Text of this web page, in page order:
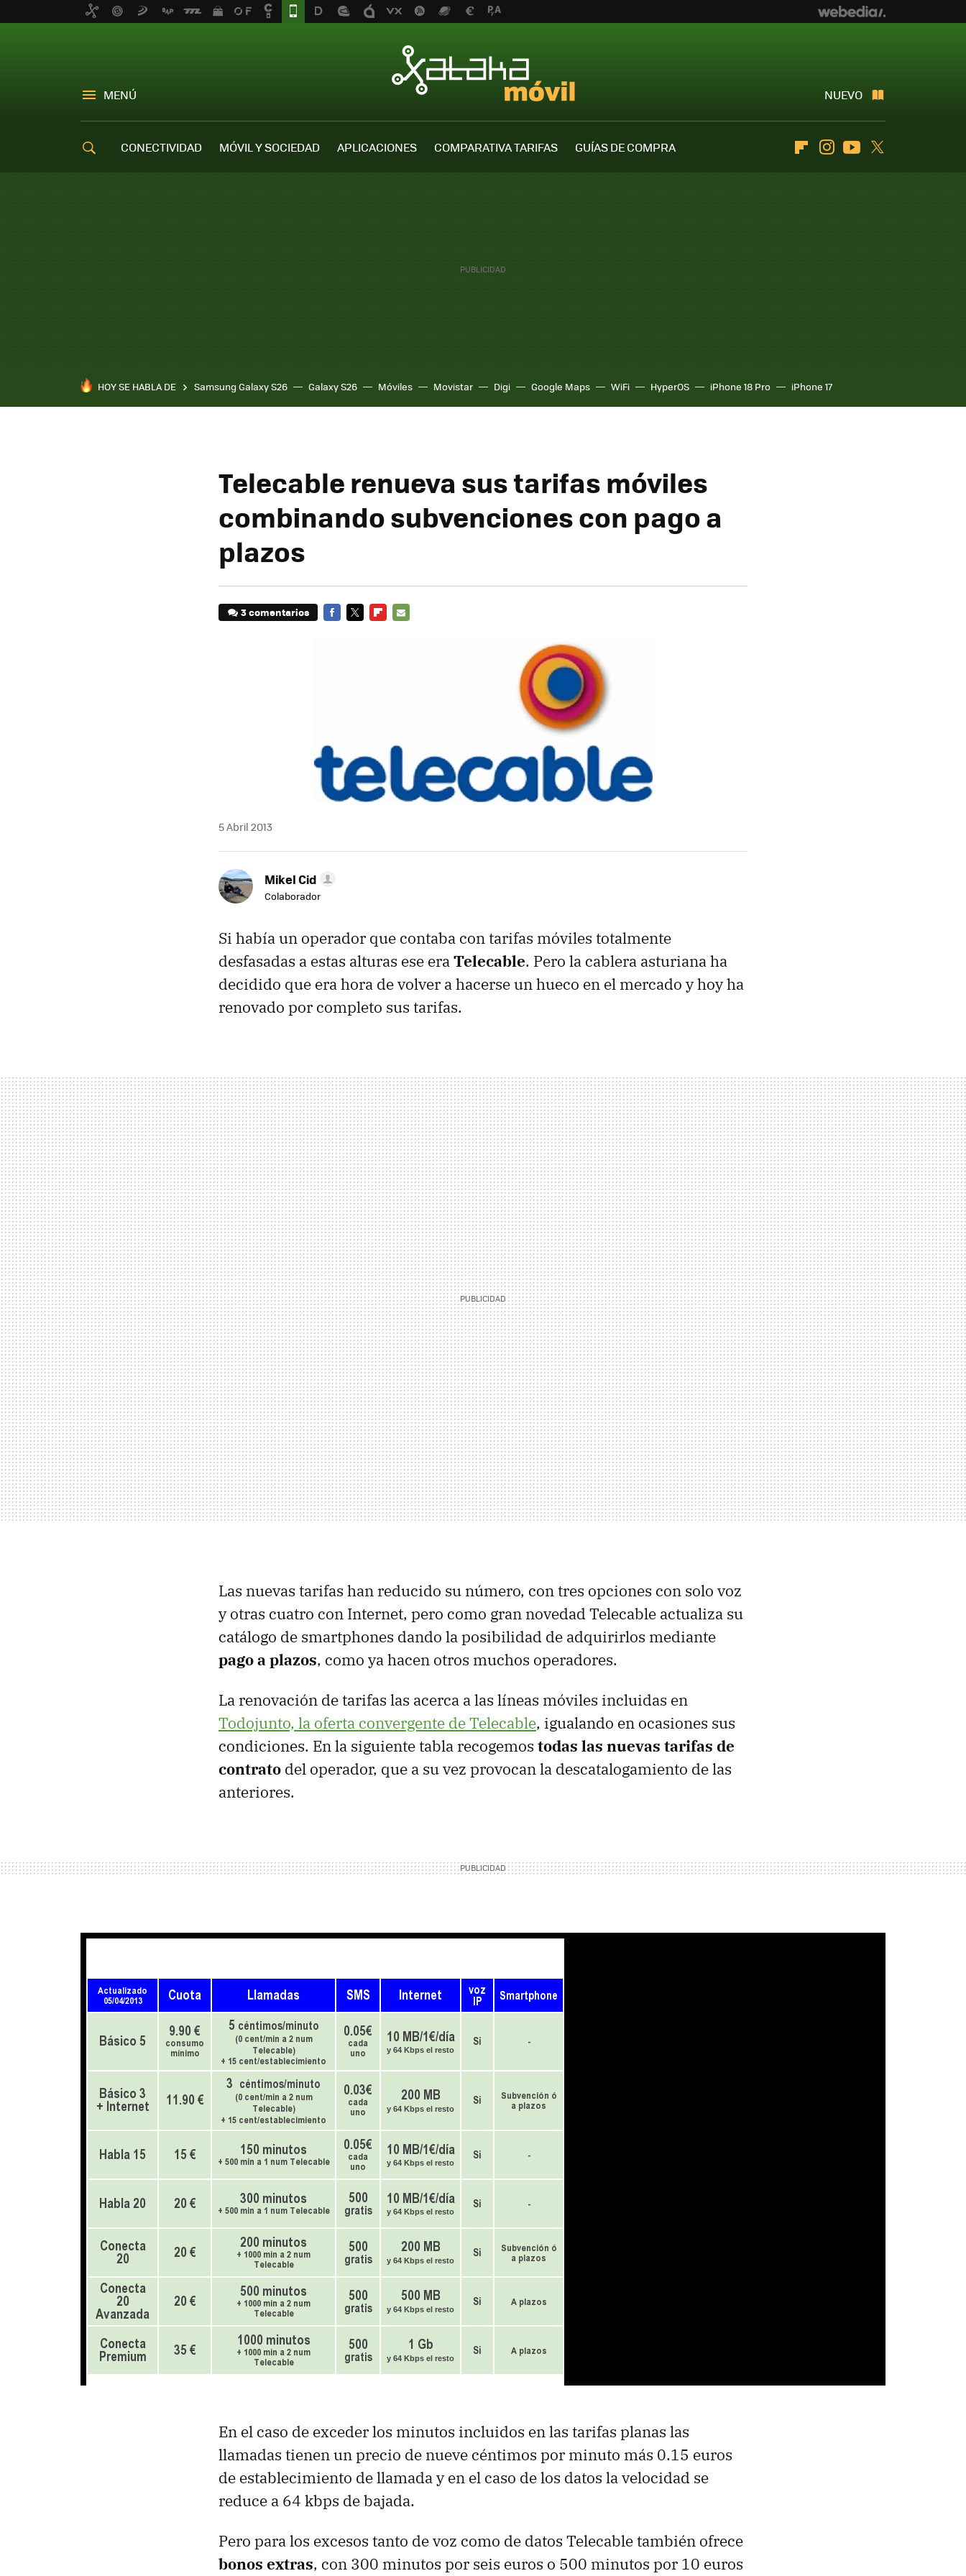
MENÚ NUEVO
CONECTIVIDAD MÓVIL Y SOCIEDAD APLICACIONES COMPARATIVA TARIFAS
GUÍAS DE COMPRA
FlipboardInstagramYoutube
HOY SE HABLA DE Samsung Galaxy S26 Galaxy S26 Móviles Movistar Digi Google Maps WiFi HyperOS iPhone 18 Pro iPhone 17
Telecable renueva sus tarifas móviles
combinando subvenciones con pago a
plazos
3 comentarios
5 Abril 2013
Mikel Cid
Colaborador
Si había un operador que contaba con tarifas móviles totalmente
desfasadas a estas alturas ese eraTelecable. Pero la cablera asturiana ha
decidido que era hora de volver a hacerse un hueco en el mercado y hoy ha
renovado por completo sus tarifas.
Las nuevas tarifas han reducido su número, con tres opciones con solo voz
y otras cuatro con Internet, pero como gran novedad Telecable actualiza su
catálogo de smartphones dando la posibilidad de adquirirlos mediante
pago a plazos, como ya hacen otros muchos operadores.
La renovación de tarifas las acerca a las líneas móviles incluidas en
Todojunto, la oferta convergente de Telecable, igualando en ocasiones sus
condiciones. En la siguiente tabla recogemos todas las nuevas tarifas de
contrato del operador, que a su vez provocan la descatalogamiento de las
anteriores.
En el caso de exceder los minutos incluidos en las tarifas planas las
llamadas tienen un precio de nueve céntimos por minuto más 0.15 euros
de establecimiento de llamada y en el caso de los datos la velocidad se
reduce a 64 kbps de bajada.
Pero para los excesos tanto de voz como de datos Telecable también ofrece
bonos extras, con 300 minutos por seis euros o 500 minutos por 10 euros